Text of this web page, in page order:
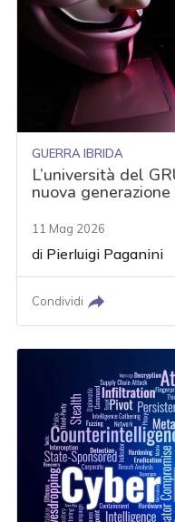
GUERRA IBRIDA
L’università del
nuova
11 Mag 2026
di Pierluigi Paganini
Condividi